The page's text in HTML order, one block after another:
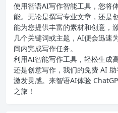
使用智语AI写作智能工具，您将
能。无论是撰写专业文章，还是
能为您提供丰富的素材和创意，
几个关键词或主题，AI便会迅速
间内完成写作任务。
利用AI智能写作工具，轻松生成
还是创意写作，我们的免费 AI
激发灵感。来智语AI体验
之旅！